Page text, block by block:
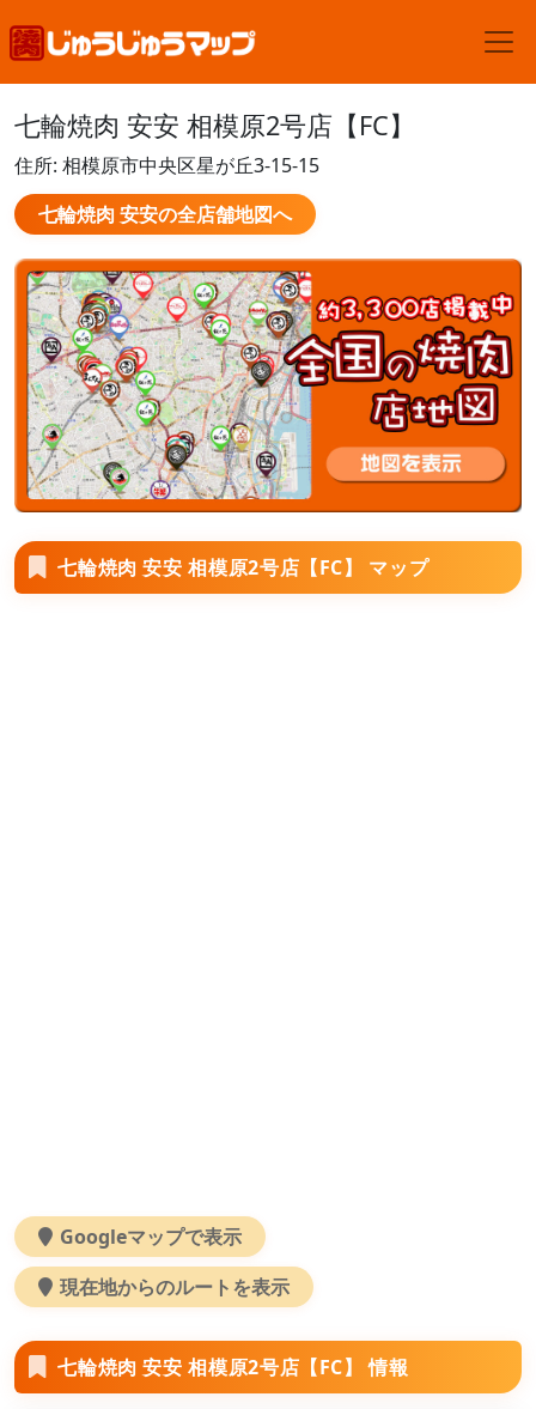
七輪焼肉 安安 相模原2号店【FC】
住所: 相模原市中央区星が丘3-15-15
七輪焼肉 安安の全店舗地図へ
七輪焼肉 安安 相模原2号店【FC】 マップ
Googleマップで表示
現在地からのルートを表示
七輪焼肉 安安 相模原2号店【FC】 情報